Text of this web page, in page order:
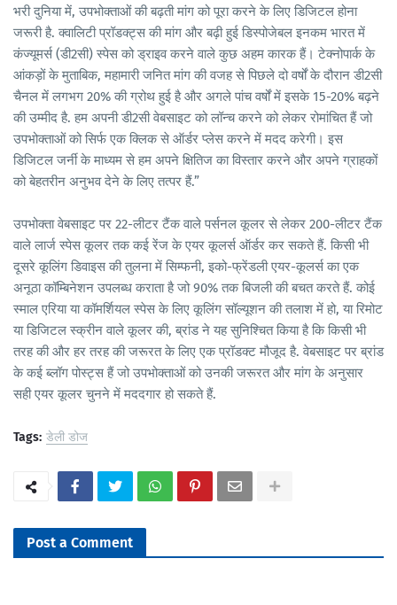
भरी दुनिया में, उपभोक्ताओं की बढ़ती मांग को पूरा करने के लिए डिजिटल होना
जरूरी है. क्वालिटी प्रॉडक्ट्स की मांग और बढ़ी हुई डिस्पोजेबल इनकम भारत में
कंज्यूमर्स (डी2सी) स्पेस को ड्राइव करने वाले कुछ अहम कारक हैं। टेक्नोपार्क के
आंकड़ों के मुताबिक, महामारी जनित मांग की वजह से पिछले दो वर्षों के दौरान डी2सी
चैनल में लगभग 20% की ग्रोथ हुई है और अगले पांच वर्षों में इसके 15-20% बढ़ने
की उम्मीद है. हम अपनी डी2सी वेबसाइट को लॉन्च करने को लेकर रोमांचित हैं जो
उपभोक्ताओं को सिर्फ एक क्लिक से ऑर्डर प्लेस करने में मदद करेगी। इस
डिजिटल जर्नी के माध्यम से हम अपने क्षितिज का विस्तार करने और अपने ग्राहकों
को बेहतरीन अनुभव देने के लिए तत्पर हैं.”
उपभोक्ता वेबसाइट पर 22-लीटर टैंक वाले पर्सनल कूलर से लेकर 200-लीटर टैंक
वाले लार्ज स्पेस कूलर तक कई रेंज के एयर कूलर्स ऑर्डर कर सकते हैं. किसी भी
दूसरे कूलिंग डिवाइस की तुलना में सिम्फनी, इको-फ्रेंडली एयर-कूलर्स का एक
अनूठा कॉम्बिनेशन उपलब्ध कराता है जो 90% तक बिजली की बचत करते हैं. कोई
स्माल एरिया या कॉमर्शियल स्पेस के लिए कूलिंग सॉल्यूशन की तलाश में हो, या रिमोट
या डिजिटल स्क्रीन वाले कूलर की, ब्रांड ने यह सुनिश्चित किया है कि किसी भी
तरह की और हर तरह की जरूरत के लिए एक प्रॉडक्ट मौजूद है. वेबसाइट पर ब्रांड
के कई ब्लॉग पोस्ट्स हैं जो उपभोक्ताओं को उनकी जरूरत और मांग के अनुसार
सही एयर कूलर चुनने में मददगार हो सकते हैं.
Tags: डेली डोज
Post a Comment